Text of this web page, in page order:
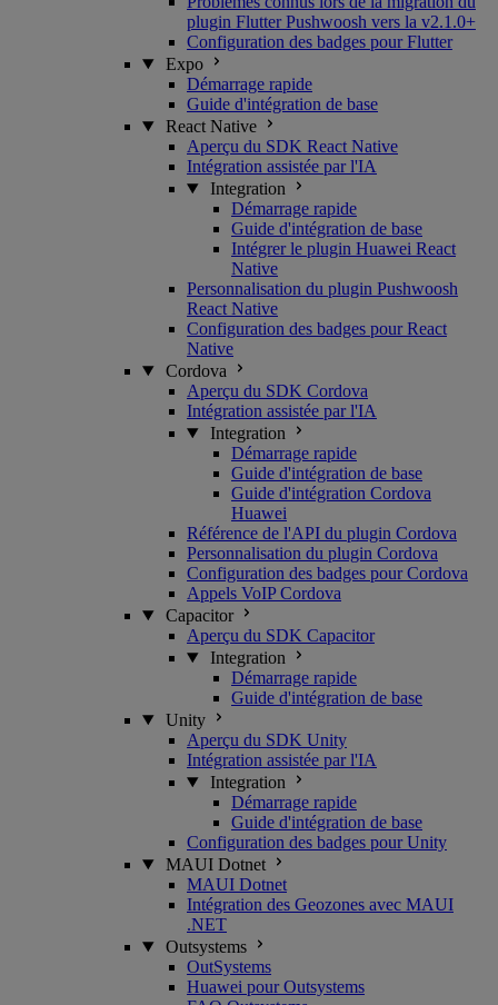
plugin Flutter Pushwoosh vers la v2.1.0+
Configuration des badges pour Flutter
Expo
Démarrage rapide
Guide d'intégration de base
React Native
Aperçu du SDK React Native
Intégration assistée par l'IA
Integration
Démarrage rapide
Guide d'intégration de base
Intégrer le plugin Huawei React
Native
Personnalisation du plugin Pushwoosh
React Native
Configuration des badges pour React
Native
Cordova
Aperçu du SDK Cordova
Intégration assistée par l'IA
Integration
Démarrage rapide
Guide d'intégration de base
Guide d'intégration Cordova
Huawei
Référence de l'API du plugin Cordova
Personnalisation du plugin Cordova
Configuration des badges pour Cordova
Appels VoIP Cordova
Capacitor
Aperçu du SDK Capacitor
Integration
Démarrage rapide
Guide d'intégration de base
Unity
Aperçu du SDK Unity
Intégration assistée par l'IA
Integration
Démarrage rapide
Guide d'intégration de base
Configuration des badges pour Unity
MAUI Dotnet
MAUI Dotnet
Intégration des Geozones avec MAUI
.NET
Outsystems
OutSystems
Huawei pour Outsystems